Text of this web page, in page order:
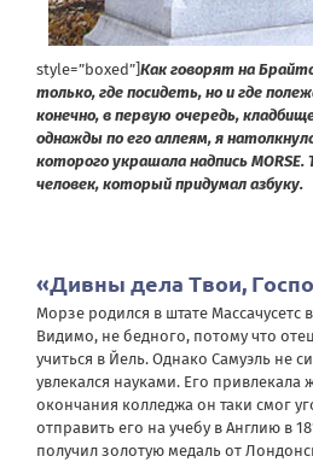
style=”boxed”] Как говорят на
только, где посидеть, но и где
конечно, в первую очередь,
однажды по его аллеям, я
которого украшала надпись
человек, который придумал азбуку.
«Дивны дела Твои,
Морзе родился в штате Массачусетс
Видимо, не бедного, потому что
учиться в Йель. Однако Самуэль не
увлекался науками. Его привлекала
окончания колледжа он таки смог
отправить его на учебу в Англию в
получил золотую медаль от